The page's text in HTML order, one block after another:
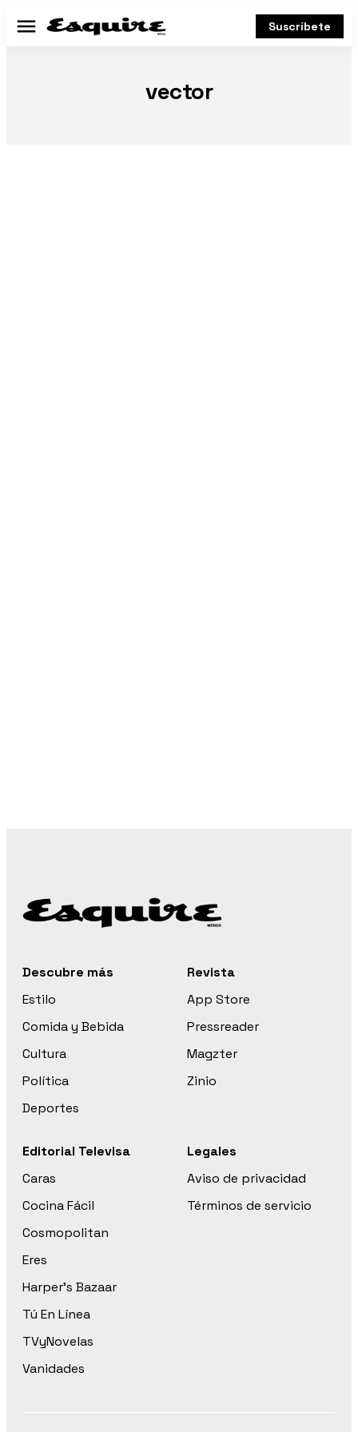
Menú Suscríbete
vector
Descubre más
Estilo
Comida y Bebida
Cultura
Política
Deportes
Revista
App Store
Pressreader
Magzter
Zinio
Editorial Televisa
Caras
Cocina Fácil
Cosmopolitan
Eres
Harper’s Bazaar
Tú En Línea
TVyNovelas
Vanidades
Legales
Aviso de privacidad
Términos de servicio